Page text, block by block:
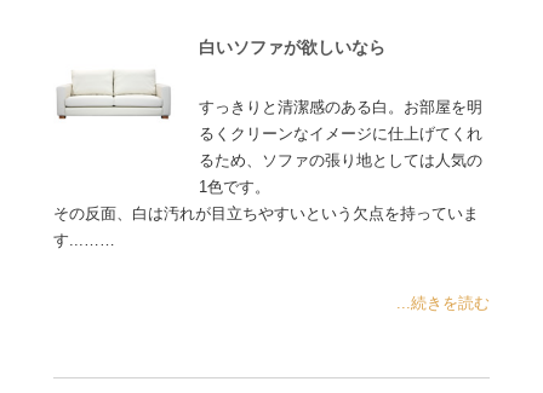
白いソファが欲しいなら
すっきりと清潔感のある白。お部屋を明
るくクリーンなイメージに仕上げてくれ
るため、ソファの張り地としては人気の
1色です。
その反面、白は汚れが目立ちやすいという欠点を持っていま
す...……
...続きを読む